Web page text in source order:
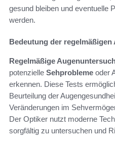
gesund bleiben und eventuelle
werden.
Bedeutung der
Regelmäßige
potenzielle Sehprobleme oder
erkennen. Diese Tests
Beurteilung der
Veränderungen im
Der Optiker nutzt moderne
sorgfältig zu untersuchen und